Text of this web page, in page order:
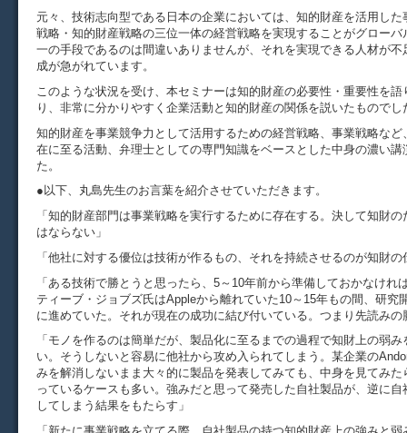
元々、技術志向型である日本の企業においては、知的財産を活用し
戦略・知的財産戦略の三位一体の経営戦略を実現することがグローバ
一の手段であるのは間違いありませんが、それを実現できる人材が不
成が急がれています。
このような状況を受け、本セミナーは知的財産の必要性・重要性を
り、非常に分かりやすく企業活動と知的財産の関係を説いたものでし
知的財産を事業競争力として活用するための経営戦略、事業戦略など
在に至る活動、弁理士としての専門知識をベースとした中身の濃い講
た。
●以下、丸島先生のお言葉を紹介させていただきます。
「知的財産部門は事業戦略を実行するために存在する。決して知財
はならない」
「他社に対する優位は技術が作るもの、それを持続させるのが知財の
「ある技術で勝とうと思ったら、5～10年前から準備しておかなけれ
ティーブ・ジョブズ氏はAppleから離れていた10～15年もの間、研究
に進めていた。それが現在の成功に結び付いている。つまり先読みの
「モノを作るのは簡単だが、製品化に至るまでの過程で知財上の弱
い。そうしないと容易に他社から攻め入られてしまう。某企業の
みを解消しないまま大々的に製品を発表してみても、中身を見てみた
っているケースも多い。強みだと思って発売した自社製品が、逆に
してしまう結果をもたらす」